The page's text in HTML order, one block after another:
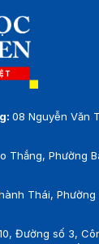
08 Nguyễn Văn
Thắng, Phường
Thái, Phường
Đường số 3,